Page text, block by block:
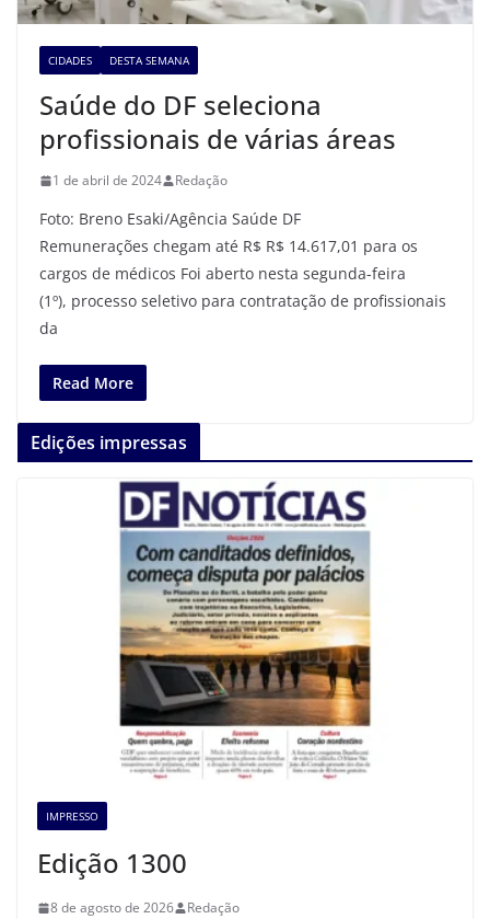
CIDADES DESTA SEMANA
Saúde do DF seleciona
profissionais de várias áreas
1 de abril de 2024 Redação
Foto: Breno Esaki/Agência Saúde DF
Remunerações chegam até R$ R$ 14.617,01 para os
cargos de médicos Foi aberto nesta segunda-feira
(1º), processo seletivo para contratação de profissionais
da
Read More
Edições impressas
IMPRESSO
Edição 1300
8 de agosto de 2026 Redação